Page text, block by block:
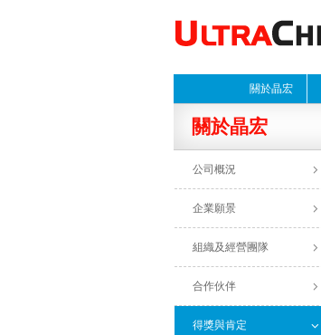
關於晶宏
關於晶宏
公司概況
企業願景
組織及經營團隊
合作伙伴
得獎與肯定